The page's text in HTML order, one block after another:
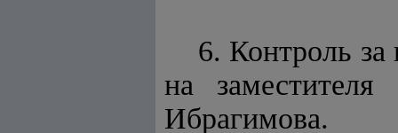
6. Контроль за
на
Ибрагимова.